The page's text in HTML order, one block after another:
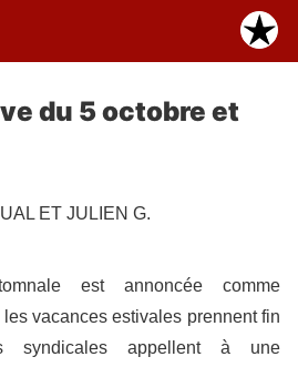
du 5 octobre et
ET JULIEN G.
est annoncée comme
vacances estivales prennent fin
syndicales appellent à une